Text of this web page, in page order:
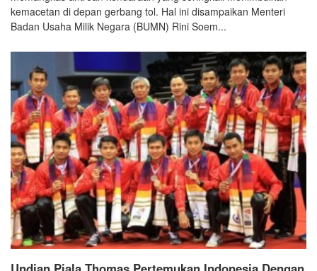
kemacetan di depan gerbang tol. Hal ini disampaikan Menteri
Badan Usaha Milik Negara (BUMN) Rini Soem...